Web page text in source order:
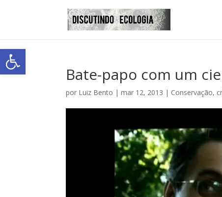
Abrir a barra de ferramentas
Bate-papo com um
por Luiz Bento |mar 12, 2013 | Conservação,